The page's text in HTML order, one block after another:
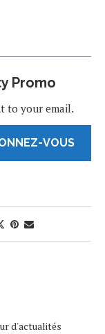
Promo
to your email.
VOUS
d'actualités